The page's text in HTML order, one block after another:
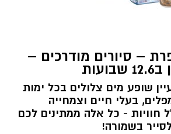
– סיורים מודרכים –
שופע מים צלולים בכל ימות
בעלי חיים וצמחייה
חוויות - כל אלה ממתינים לכם
בשמורה!